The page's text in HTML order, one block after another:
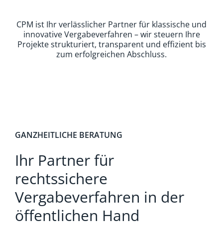
CPM ist Ihr verlässlicher Partner für klassische und
innovative Vergabeverfahren – wir steuern Ihre
Projekte strukturiert, transparent und effizient bis
zum erfolgreichen Abschluss.
GANZHEITLICHE BERATUNG
Ihr Partner für
rechtssichere
Vergabeverfahren in der
öffentlichen Hand